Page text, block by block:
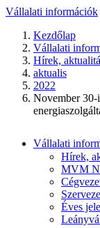
Vállalati információk
Kezdőlap
Vállalati
Hírek,
aktualis
2022
November 30-
Vállalati
Hírek,
MVM
Éves